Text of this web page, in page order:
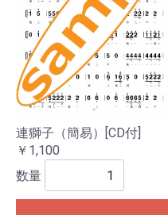
連獅子（簡易）[CD付]
￥1,100
数量